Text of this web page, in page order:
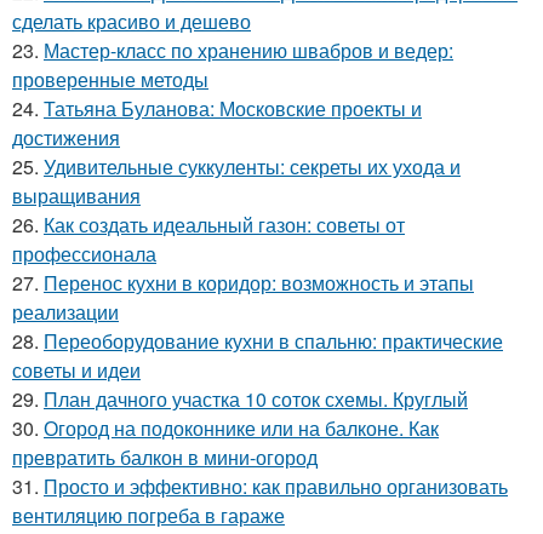
сделать красиво и дешево
23. Мастер-класс по хранению швабров и ведер:
проверенные методы
24. Татьяна Буланова: Московские проекты и
достижения
25. Удивительные суккуленты: секреты их ухода и
выращивания
26. Как создать идеальный газон: советы от
профессионала
27. Перенос кухни в коридор: возможность и этапы
реализации
28. Переоборудование кухни в спальню: практические
советы и идеи
29. План дачного участка 10 соток схемы. Круглый
30. Огород на подоконнике или на балконе. Как
превратить балкон в мини-огород
31. Просто и эффективно: как правильно организовать
вентиляцию погреба в гараже